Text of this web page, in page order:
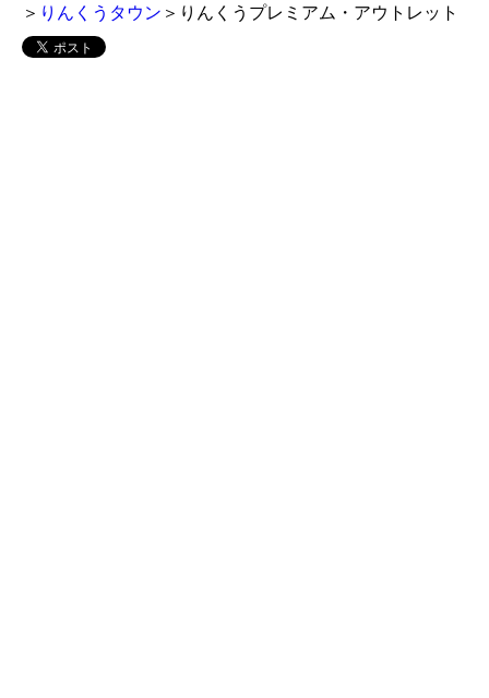
＞ りんくうタウン ＞りんくうプレミアム・アウトレット